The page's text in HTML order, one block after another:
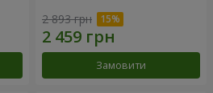
2 893 грн
Замовити